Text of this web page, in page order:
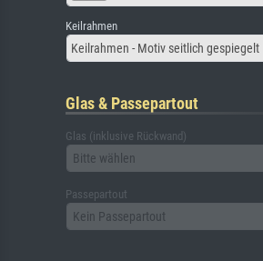
Keilrahmen
Keilrahmen - Motiv seitlich gespiegelt
Glas & Passepartout
Glas (inklusive Rückwand)
Bitte wählen
Passepartout
Kein Passepartout